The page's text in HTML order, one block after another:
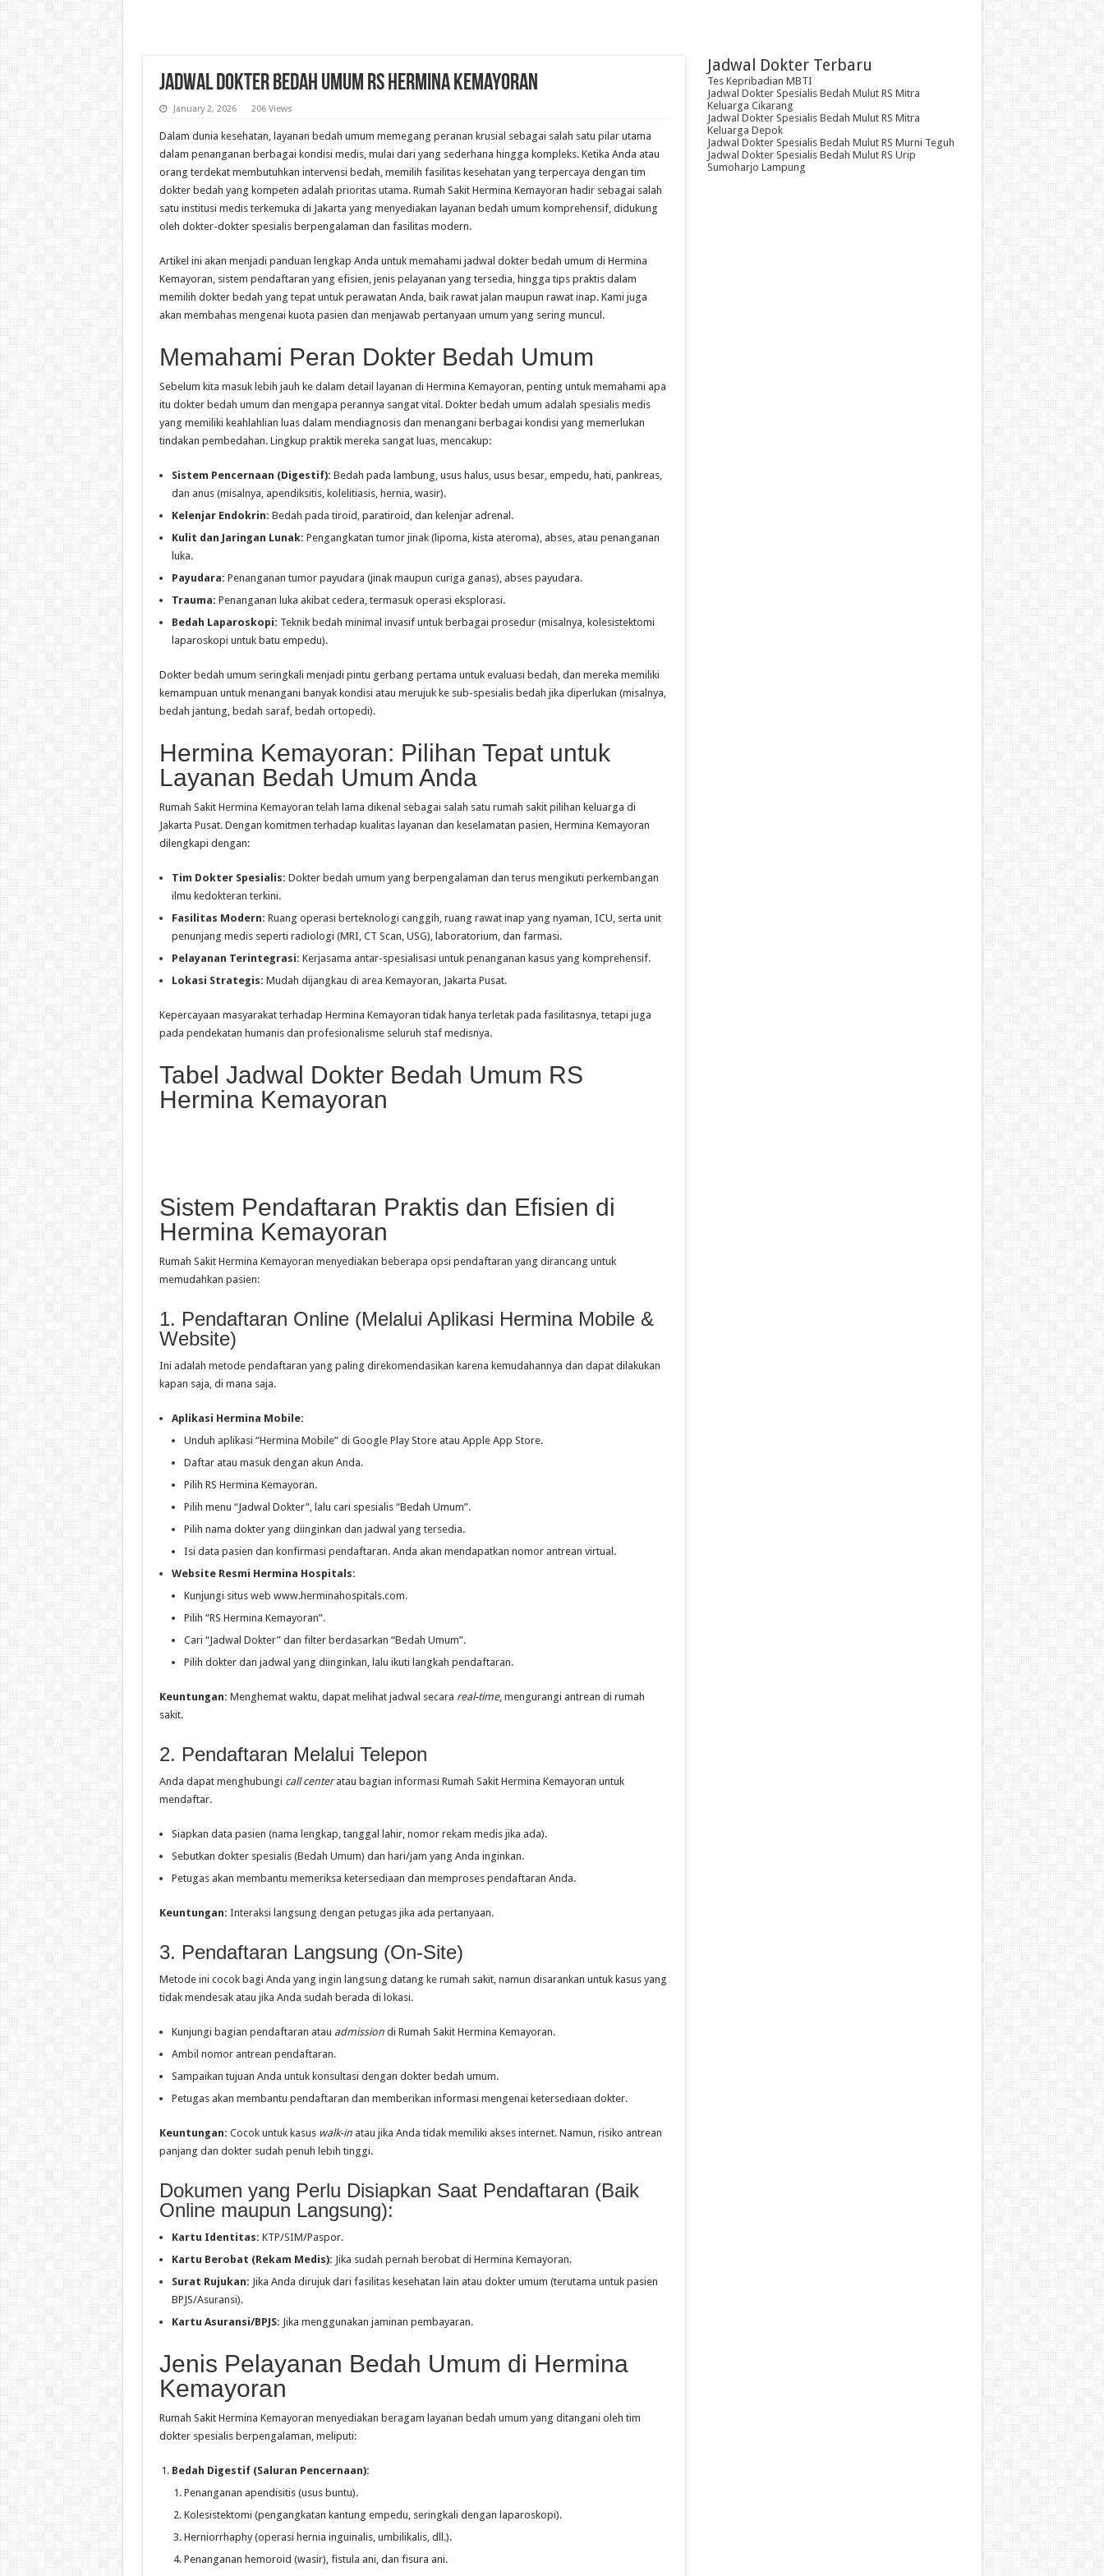
Jadwal Dokter Bedah Umum RS Hermina Kemayoran
January 2, 2026 206 Views
Dalam dunia kesehatan, layanan bedah umum memegang peranan krusial sebagai salah satu pilar utama
dalam penanganan berbagai kondisi medis, mulai dari yang sederhana hingga kompleks. Ketika Anda atau
orang terdekat membutuhkan intervensi bedah, memilih fasilitas kesehatan yang terpercaya dengan tim
dokter bedah yang kompeten adalah prioritas utama. Rumah Sakit Hermina Kemayoran hadir sebagai salah
satu institusi medis terkemuka di Jakarta yang menyediakan layanan bedah umum komprehensif, didukung
oleh dokter-dokter spesialis berpengalaman dan fasilitas modern.
Artikel ini akan menjadi panduan lengkap Anda untuk memahami jadwal dokter bedah umum di Hermina
Kemayoran, sistem pendaftaran yang efisien, jenis pelayanan yang tersedia, hingga tips praktis dalam
memilih dokter bedah yang tepat untuk perawatan Anda, baik rawat jalan maupun rawat inap. Kami juga
akan membahas mengenai kuota pasien dan menjawab pertanyaan umum yang sering muncul.
Memahami Peran Dokter Bedah Umum
Sebelum kita masuk lebih jauh ke dalam detail layanan di Hermina Kemayoran, penting untuk memahami apa
itu dokter bedah umum dan mengapa perannya sangat vital. Dokter bedah umum adalah spesialis medis
yang memiliki keahlahlian luas dalam mendiagnosis dan menangani berbagai kondisi yang memerlukan
tindakan pembedahan. Lingkup praktik mereka sangat luas, mencakup:
Sistem Pencernaan (Digestif): Bedah pada lambung, usus halus, usus besar, empedu, hati, pankreas,
dan anus (misalnya, apendiksitis, kolelitiasis, hernia, wasir).
Kelenjar Endokrin: Bedah pada tiroid, paratiroid, dan kelenjar adrenal.
Kulit dan Jaringan Lunak: Pengangkatan tumor jinak (lipoma, kista ateroma), abses, atau penanganan
luka.
Payudara: Penanganan tumor payudara (jinak maupun curiga ganas), abses payudara.
Trauma: Penanganan luka akibat cedera, termasuk operasi eksplorasi.
Bedah Laparoskopi: Teknik bedah minimal invasif untuk berbagai prosedur (misalnya, kolesistektomi
laparoskopi untuk batu empedu).
Dokter bedah umum seringkali menjadi pintu gerbang pertama untuk evaluasi bedah, dan mereka memiliki
kemampuan untuk menangani banyak kondisi atau merujuk ke sub-spesialis bedah jika diperlukan (misalnya,
bedah jantung, bedah saraf, bedah ortopedi).
Hermina Kemayoran: Pilihan Tepat untuk
Layanan Bedah Umum Anda
Rumah Sakit Hermina Kemayoran telah lama dikenal sebagai salah satu rumah sakit pilihan keluarga di
Jakarta Pusat. Dengan komitmen terhadap kualitas layanan dan keselamatan pasien, Hermina Kemayoran
dilengkapi dengan:
Tim Dokter Spesialis: Dokter bedah umum yang berpengalaman dan terus mengikuti perkembangan
ilmu kedokteran terkini.
Fasilitas Modern: Ruang operasi berteknologi canggih, ruang rawat inap yang nyaman, ICU, serta unit
penunjang medis seperti radiologi (MRI, CT Scan, USG), laboratorium, dan farmasi.
Pelayanan Terintegrasi: Kerjasama antar-spesialisasi untuk penanganan kasus yang komprehensif.
Lokasi Strategis: Mudah dijangkau di area Kemayoran, Jakarta Pusat.
Kepercayaan masyarakat terhadap Hermina Kemayoran tidak hanya terletak pada fasilitasnya, tetapi juga
pada pendekatan humanis dan profesionalisme seluruh staf medisnya.
Tabel Jadwal Dokter Bedah Umum RS
Hermina Kemayoran
Sistem Pendaftaran Praktis dan Efisien di
Hermina Kemayoran
Rumah Sakit Hermina Kemayoran menyediakan beberapa opsi pendaftaran yang dirancang untuk
memudahkan pasien:
1. Pendaftaran Online (Melalui Aplikasi Hermina Mobile &
Website)
Ini adalah metode pendaftaran yang paling direkomendasikan karena kemudahannya dan dapat dilakukan
kapan saja, di mana saja.
Aplikasi Hermina Mobile:
Unduh aplikasi “Hermina Mobile” di Google Play Store atau Apple App Store.
Daftar atau masuk dengan akun Anda.
Pilih RS Hermina Kemayoran.
Pilih menu “Jadwal Dokter”, lalu cari spesialis “Bedah Umum”.
Pilih nama dokter yang diinginkan dan jadwal yang tersedia.
Isi data pasien dan konfirmasi pendaftaran. Anda akan mendapatkan nomor antrean virtual.
Website Resmi Hermina Hospitals:
Kunjungi situs web www.herminahospitals.com.
Pilih “RS Hermina Kemayoran”.
Cari “Jadwal Dokter” dan filter berdasarkan “Bedah Umum”.
Pilih dokter dan jadwal yang diinginkan, lalu ikuti langkah pendaftaran.
Keuntungan: Menghemat waktu, dapat melihat jadwal secara real-time, mengurangi antrean di rumah
sakit.
2. Pendaftaran Melalui Telepon
Anda dapat menghubungi call centeratau bagian informasi Rumah Sakit Hermina Kemayoran untuk
mendaftar.
Siapkan data pasien (nama lengkap, tanggal lahir, nomor rekam medis jika ada).
Sebutkan dokter spesialis (Bedah Umum) dan hari/jam yang Anda inginkan.
Petugas akan membantu memeriksa ketersediaan dan memproses pendaftaran Anda.
Keuntungan: Interaksi langsung dengan petugas jika ada pertanyaan.
3. Pendaftaran Langsung (On-Site)
Metode ini cocok bagi Anda yang ingin langsung datang ke rumah sakit, namun disarankan untuk kasus yang
tidak mendesak atau jika Anda sudah berada di lokasi.
Kunjungi bagian pendaftaran atau admissiondi Rumah Sakit Hermina Kemayoran.
Ambil nomor antrean pendaftaran.
Sampaikan tujuan Anda untuk konsultasi dengan dokter bedah umum.
Petugas akan membantu pendaftaran dan memberikan informasi mengenai ketersediaan dokter.
Keuntungan: Cocok untuk kasus walk-inatau jika Anda tidak memiliki akses internet. Namun, risiko antrean
panjang dan dokter sudah penuh lebih tinggi.
Dokumen yang Perlu Disiapkan Saat Pendaftaran (Baik
Online maupun Langsung):
Kartu Identitas: KTP/SIM/Paspor.
Kartu Berobat (Rekam Medis): Jika sudah pernah berobat di Hermina Kemayoran.
Surat Rujukan: Jika Anda dirujuk dari fasilitas kesehatan lain atau dokter umum (terutama untuk pasien
BPJS/Asuransi).
Kartu Asuransi/BPJS: Jika menggunakan jaminan pembayaran.
Jenis Pelayanan Bedah Umum di Hermina
Kemayoran
Rumah Sakit Hermina Kemayoran menyediakan beragam layanan bedah umum yang ditangani oleh tim
dokter spesialis berpengalaman, meliputi:
Bedah Digestif (Saluran Pencernaan):
Penanganan apendisitis (usus buntu).
Kolesistektomi (pengangkatan kantung empedu, seringkali dengan laparoskopi).
Herniorrhaphy (operasi hernia inguinalis, umbilikalis, dll.).
Penanganan hemoroid (wasir), fistula ani, dan fisura ani.
Jadwal Dokter Terbaru
Tes Kepribadian MBTI
Jadwal Dokter Spesialis Bedah Mulut RS Mitra
Keluarga Cikarang
Jadwal Dokter Spesialis Bedah Mulut RS Mitra
Keluarga Depok
Jadwal Dokter Spesialis Bedah Mulut RS Murni Teguh
Jadwal Dokter Spesialis Bedah Mulut RS Urip
Sumoharjo Lampung